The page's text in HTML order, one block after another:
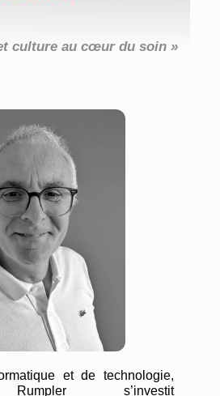
culture au cœur du soin »
et de technologie,
s’investit